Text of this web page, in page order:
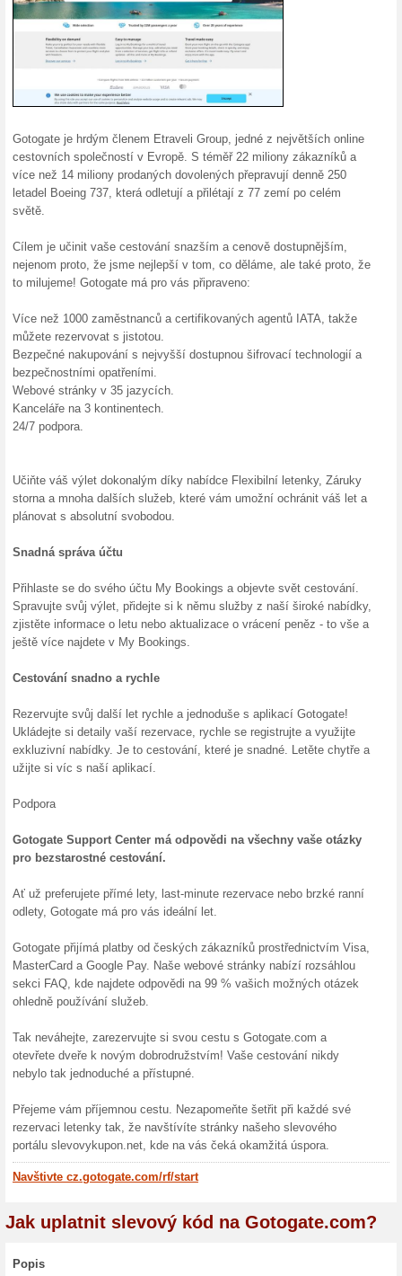
výhodně v internetovém
Levné cesty u
100% fungovalo Akce
společnostmi s nejlepšími
akční nabídky. Gotogate je
online podnikaní s
100% fungovalo Akce
Získejte přístup ke svým
ZDARMA, NEJLEPŠÍ
na jediném, snadno
Skončené nabídky... (2x)
Více o
Nakupování na
Cestování je nekonečným
za vašimi dveřmi. Ať už
víkendový výlet se svou
blízko.